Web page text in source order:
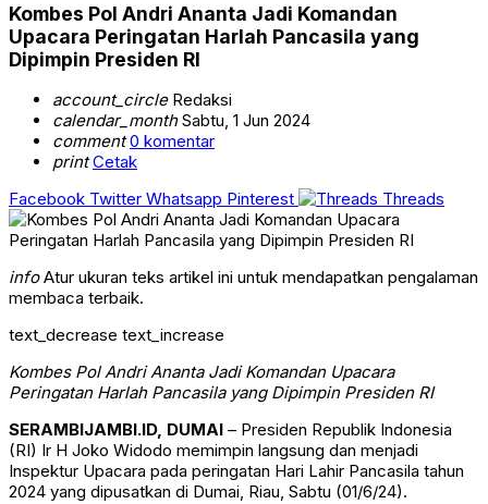
Kombes Pol Andri Ananta Jadi Komandan
Upacara Peringatan Harlah Pancasila yang
Dipimpin Presiden RI
account_circleRedaksi
calendar_monthSabtu, 1 Jun 2024
comment 0 komentar
print Cetak
Facebook Twitter Whatsapp Pinterest Threads
infoAtur ukuran teks artikel ini untuk mendapatkan pengalaman
membaca terbaik.
text_decrease text_increase
Kombes Pol Andri Ananta Jadi Komandan Upacara
Peringatan Harlah Pancasila yang Dipimpin Presiden RI
SERAMBIJAMBI.ID, DUMAI – Presiden Republik Indonesia
(RI) Ir H Joko Widodo memimpin langsung dan menjadi
Inspektur Upacara pada peringatan Hari Lahir Pancasila tahun
2024 yang dipusatkan di Dumai, Riau, Sabtu (01/6/24).